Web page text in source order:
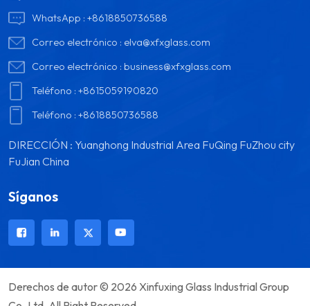
WhatsApp :+8618850736588
Correo electrónico : elva@xfxglass.com
Correo electrónico :business@xfxglass.com
Teléfono :+8615059190820
Teléfono :+8618850736588
DIRECCIÓN : Yuanghong Industrial Area FuQing FuZhou city
FuJian China
Síganos
Derechos de autor © 2026 Xinfuxing Glass Industrial Group